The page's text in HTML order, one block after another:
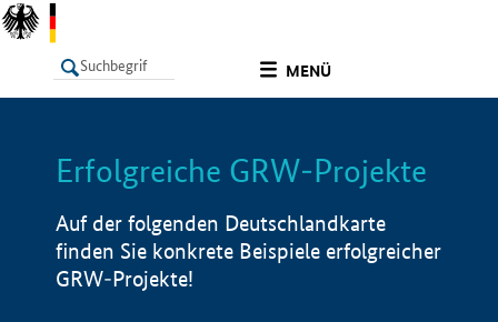
MENÜ
LISTE Info
Erfolgreiche GRW-Projekte
Auf der folgenden Deutschlandkarte
finden Sie konkrete Beispiele erfolgreicher
GRW-Projekte!